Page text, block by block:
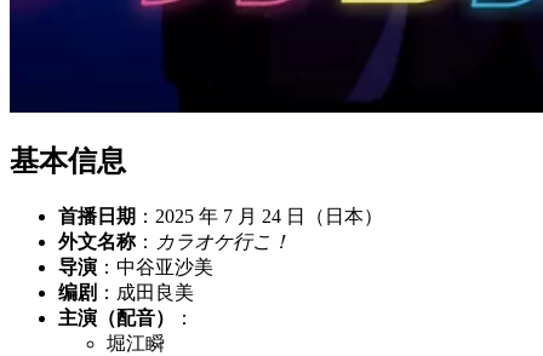
基本信息
首播日期 ：2025 年 7 月 24 日（日本）
外文名称：
カラオケ行こ！
导演 ：中谷亚沙美
编剧 ：成田良美
主演（配音）
：
堀江瞬